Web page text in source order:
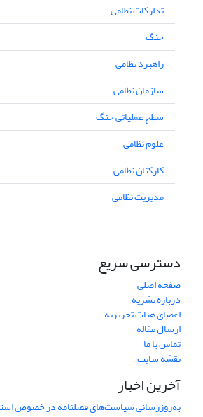
تدارکات نظامی
جنگ
راهبرد نظامی
سازمان نظامی
سطح عملیاتی جنگ
علوم نظامی
کارکنان نظامی
مدیریت نظامی
دسترسی سریع
صفحه اصلی
درباره نشریه
اعضای هیات تحریریه
ارسال مقاله
تماس با ما
نقشه سایت
آخرین اخبار
به‌روزرسانی سیاست‌های فصلنامه در خصوص